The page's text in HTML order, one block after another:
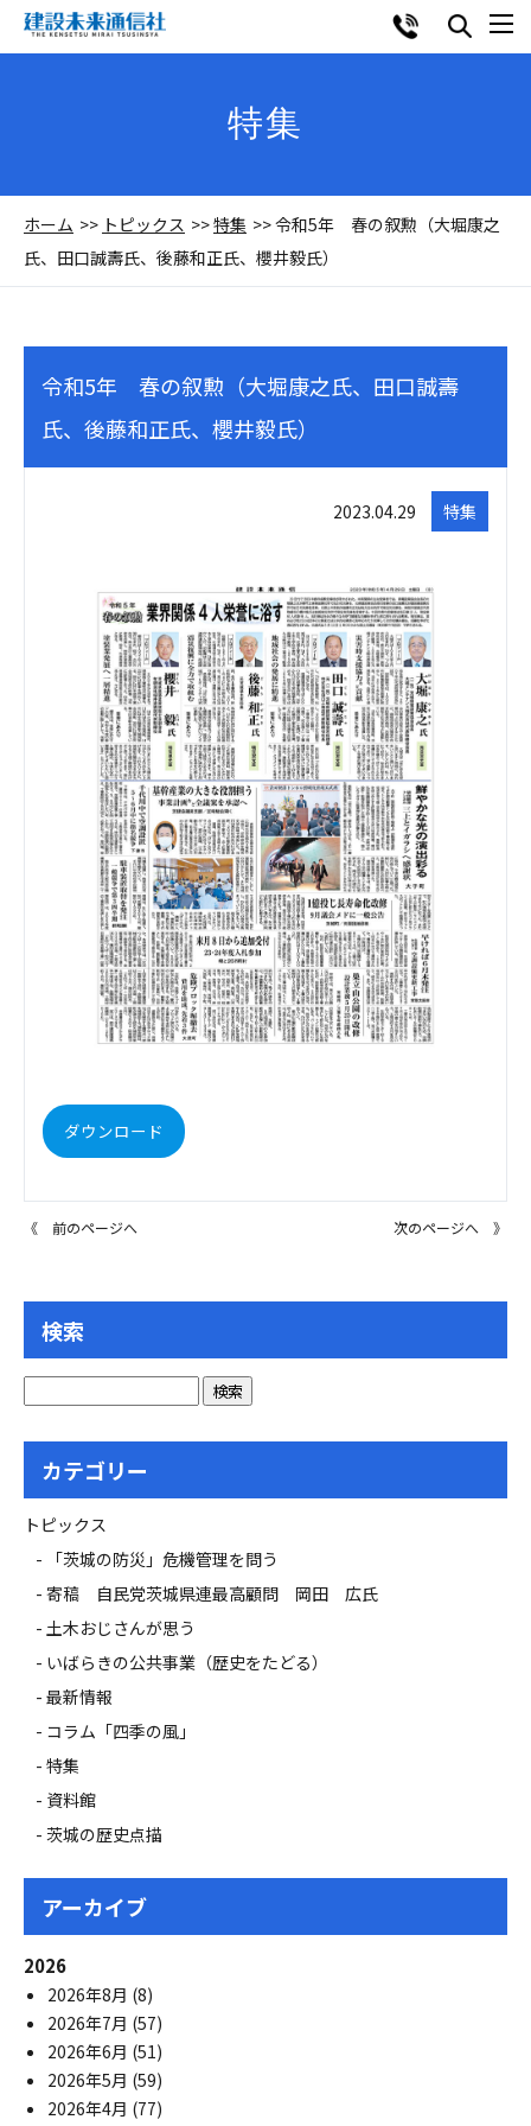
特集
ホーム トピックス 特集
令和5年 春の叙勲（大堀康之
氏、田口誠壽氏、後藤和正氏、櫻井毅氏）
令和5年 春の叙勲（大堀康之氏、田口誠壽
氏、後藤和正氏、櫻井毅氏）
2023.04.29 特集
ダウンロード
《 前のページへ 次のページへ 》
検索
カテゴリー
トピックス
「茨城の防災」危機管理を問う
寄稿 自民党茨城県連最高顧問 岡田 広氏
土木おじさんが思う
いばらきの公共事業（歴史をたどる）
最新情報
コラム「四季の風」
特集
資料館
茨城の歴史点描
アーカイブ
2026
2026年8月 (8)
2026年7月 (57)
2026年6月 (51)
2026年5月 (59)
2026年4月 (77)